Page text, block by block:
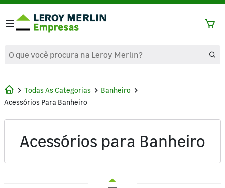
text.skipToContent
text.skipToNavigation
Todas As Categorias
Banheiro
Acessórios Para Banheiro
Acessórios para Banheiro